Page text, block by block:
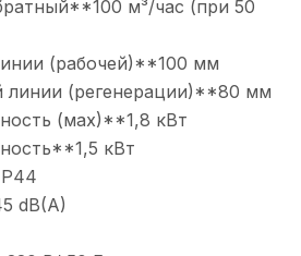
м³/час (при 50
(рабочей)**100 мм
линии (регенерации)**80 мм
(мах)**1,8 кВт
кВт
dB(A)